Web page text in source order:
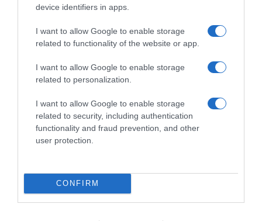
device identifiers in apps.
I want to allow Google to enable storage
related to functionality of the website or app.
I want to allow Google to enable storage
related to personalization.
I want to allow Google to enable storage
related to security, including authentication
functionality and fraud prevention, and other
user protection.
CONFIRM
Μαριάννα Γεωργαντή:
Φραγκούλη – “Καλέ, τι ωραίος που
είναι” (βίντεο)